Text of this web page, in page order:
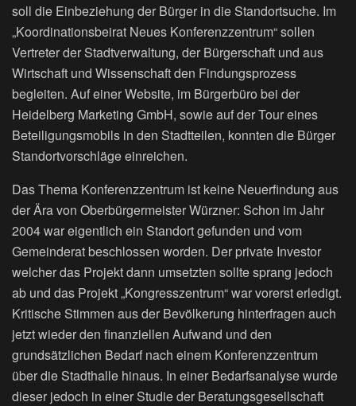
soll die Einbeziehung der Bürger in die Standortsuche. Im
„Koordinationsbeirat Neues Konferenzzentrum“ sollen
Vertreter der Stadtverwaltung, der Bürgerschaft und aus
Wirtschaft und Wissenschaft den Findungsprozess
begleiten. Auf einer Website, im Bürgerbüro bei der
Heidelberg Marketing GmbH, sowie auf der Tour eines
Beteiligungsmobils in den Stadtteilen, konnten die Bürger
Standortvorschläge einreichen.
Das Thema Konferenzzentrum ist keine Neuerfindung aus
der Ära von Oberbürgermeister Würzner: Schon im Jahr
2004 war eigentlich ein Standort gefunden und vom
Gemeinderat beschlossen worden. Der private Investor
welcher das Projekt dann umsetzten sollte sprang jedoch
ab und das Projekt „Kongresszentrum“ war vorerst erledigt.
Kritische Stimmen aus der Bevölkerung hinterfragen auch
jetzt wieder den finanziellen Aufwand und den
grundsätzlichen Bedarf nach einem Konferenzzentrum
über die Stadthalle hinaus. In einer Bedarfsanalyse wurde
dieser jedoch in einer Studie der Beratungsgesellschaft